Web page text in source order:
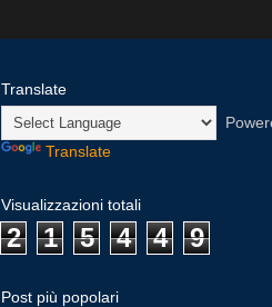
Translate
Translate
Visualizzazioni totali
2 1 5 4 4 9
Post più popolari